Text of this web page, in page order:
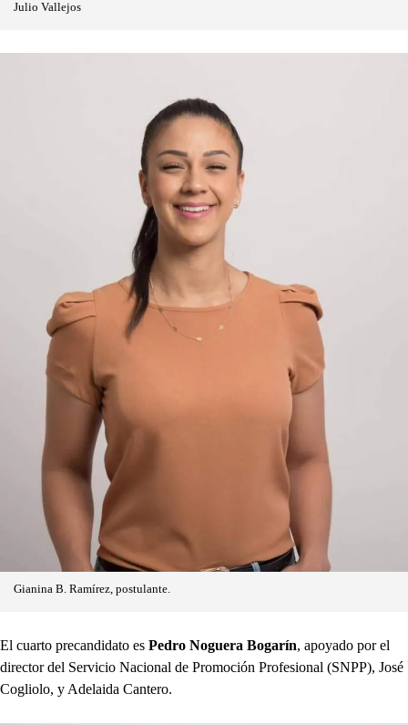
Julio Vallejos
Gianina B. Ramírez, postulante.
El cuarto precandidato es Pedro Noguera Bogarín, apoyado por el
director del Servicio Nacional de Promoción Profesional (SNPP), José
Cogliolo, y Adelaida Cantero.